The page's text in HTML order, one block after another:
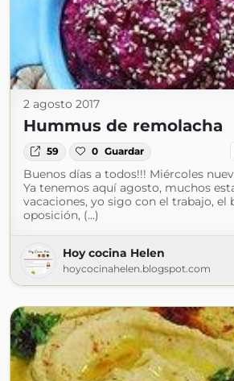
2 agosto 2017
Hummus de remolacha
59 0 Guardar
Buenos días a todos!!! Miércoles
Ya tenemos aquí agosto, muchos
vacaciones, yo sigo con el trabajo, el
oposición, (...)
Hoy cocina Helen
hoycocinahelen.blogspot.com